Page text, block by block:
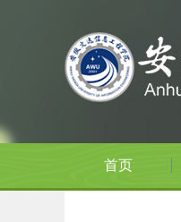
首页